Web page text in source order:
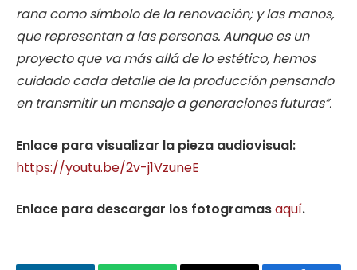
rana como símbolo de la renovación; y las manos,
que representan a las personas. Aunque es un
proyecto que va más allá de lo estético, hemos
cuidado cada detalle de la producción pensando
en transmitir un mensaje a generaciones futuras”.
Enlace para visualizar la pieza audiovisual:
https://youtu.be/2v-j1VzuneE
Enlace para descargar los fotogramasaquí.